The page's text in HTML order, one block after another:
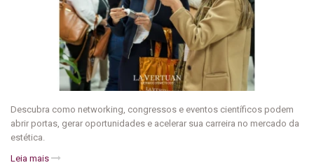
Descubra como networking, congressos e eventos científicos podem
abrir portas, gerar oportunidades e acelerar sua carreira no mercado da
estética.
Leia mais